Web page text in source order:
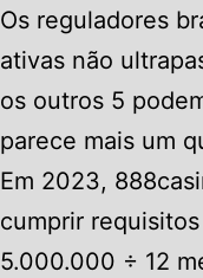
Os reguladores
ativas não
os outros 5
parece mais um
Em 2023,
cumprir
5.000.000 ÷ 12